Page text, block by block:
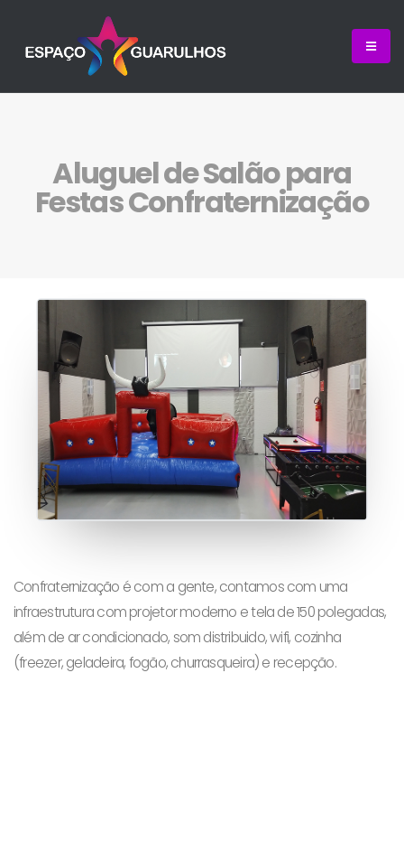
Aluguel de Salão para
Festas Confraternização
Confraternização é com a gente, contamos com uma
infraestrutura com projetor moderno e tela de 150 polegadas,
além de ar condicionado, som distribuido, wifi, cozinha
(freezer, geladeira, fogão, churrasqueira) e recepção.